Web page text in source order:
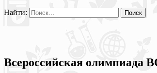
Найти:
Всероссийская